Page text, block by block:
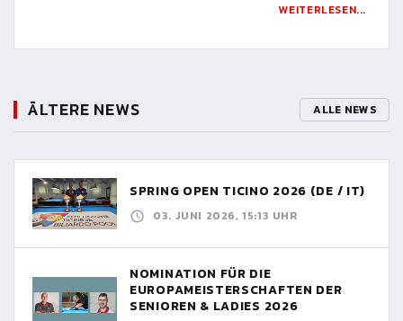
WEITERLESEN...
ÄLTERE NEWS ALLE NEWS
SPRING OPEN TICINO 2026 (DE / IT)
03. JUNI 2026, 15:13 UHR
NOMINATION FÜR DIE
EUROPAMEISTERSCHAFTEN DER
SENIOREN & LADIES 2026